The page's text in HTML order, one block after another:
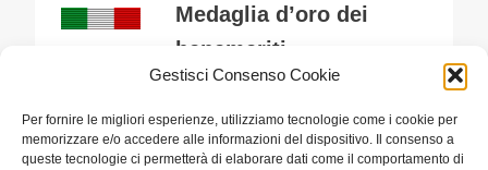
Gestisci Consenso Cookie
Per fornire le migliori esperienze, utilizziamo tecnologie come i cookie per
memorizzare e/o accedere alle informazioni del dispositivo. Il consenso a
queste tecnologie ci permetterà di elaborare dati come il comportamento di
Medaglia d’oro dei
benemeriti
dell’istruzione professionale
Grande ufficiale della